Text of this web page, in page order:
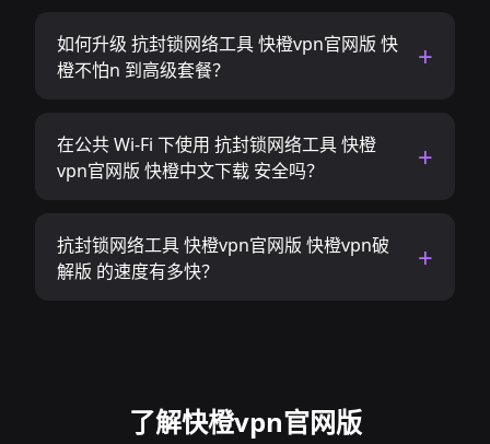
如何升级 抗封锁网络工具 快橙vpn官网版 快
橙不怕n 到高级套餐？
在公共 Wi-Fi 下使用 抗封锁网络工具 快橙
vpn官网版 快橙中文下载 安全吗？
抗封锁网络工具 快橙vpn官网版 快橙vpn破
解版 的速度有多快？
了解快橙vpn官网版